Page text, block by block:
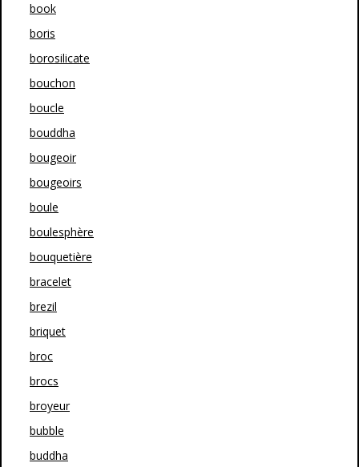
book
boris
borosilicate
bouchon
boucle
bouddha
bougeoir
bougeoirs
boule
boulesphère
bouquetière
bracelet
brezil
briquet
broc
brocs
broyeur
bubble
buddha